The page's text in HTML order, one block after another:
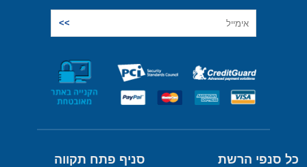
כל סנפי הרשת סניף פתח תקווה